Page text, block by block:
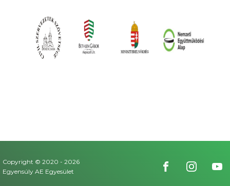
Copyright © 2020 - 2026
Egyensúly AE Egyesület